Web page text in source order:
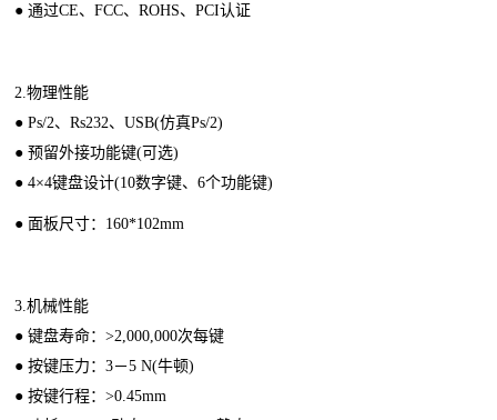
● 通过CE、FCC、ROHS、PCI认证
2.物理性能
● Ps/2、Rs232、USB(仿真Ps/2)
● 预留外接功能键(可选)
● 4×4键盘设计(10数字键、6个功能键)
● 面板尺寸：160*102mm
3.机械性能
● 键盘寿命：>2,000,000次每键
● 按键压力：3－5 N(牛顿)
● 按键行程：>0.45mm